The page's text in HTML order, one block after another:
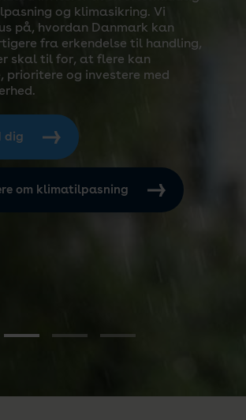
og klimasikring. Vi
på, hvordan Danmark kan
fra erkendelse til handling,
skal til for, at flere kan
prioritere og investere med
dig
om klimatilpasning